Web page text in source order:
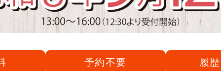
予約不要 履